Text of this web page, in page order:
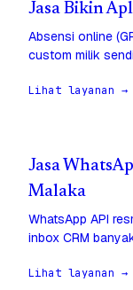
Jasa Bikin
Absensi online
custom milik
Lihat layanan →
Jasa
Malaka
WhatsApp API
inbox CRM
Lihat layanan →